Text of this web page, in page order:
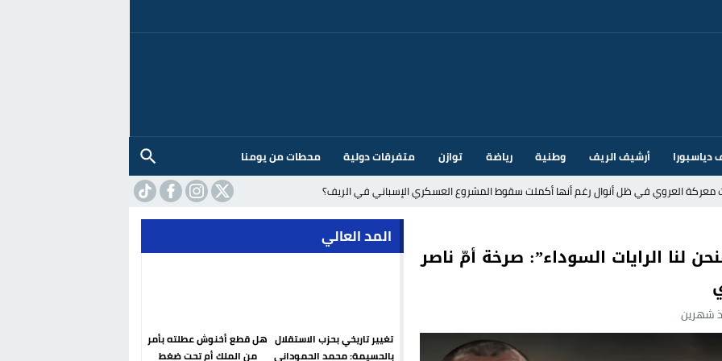
دياسبورا أرشيف الريف وطنية رياضة توازن متفرقات دولية
محطات من يومنا
معركة العروي في ظل أنوال رغم أنها أكملت سقوط المشروع العسكري الإسباني في الريف؟
بسبب الضوابط الحدودية في فضاء شنغن
سبتة وتخوفات من دعوات جديدة للعبور
تحت ضغط إسباني؟ عودة مايوركا تفتح أسئلة ثقيلة
الإسبانية في الميركاتو الصيفي
لنا الرايات السوداء”: صرخة أمّ ناصر
شهرين
المد العالي
تغيير تاريخي بحزب الاستقلال
بالحسيمة: محمد الحموداني
هل قطع أخنوش عطلته بأمر
من الملك أم تحت ضغط